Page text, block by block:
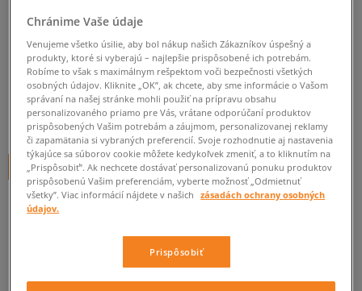
ADIDAS NOHAVICE 3-STRIPES
PANT
pánske, nohavice
0.0( 0)
60€ cena s DPH
+ 60 BODOV V SIZEERCLUBE
Informujte ma o dostupnosti
Ak bude položka opäť dostupná, dostanete od nás oznámenie.
Chránime Vaše údaje
Venujeme všetko úsilie, aby bol nákup našich Zákazníkov úspešný a
produkty, ktoré si vyberajú – najlepšie prispôsobené ich potrebám.
Robíme to však s maximálnym rešpektom voči bezpečnosti všetkých
osobných údajov. Kliknite „OK”, ak chcete, aby sme informácie o Vašom
správaní na našej stránke mohli použiť na prípravu obsahu
personalizovaného priamo pre Vás, vrátane odporúčaní produktov
prispôsobených Vašim potrebám a záujmom, personalizovanej reklamy
či zapamätania si vybraných preferencií. Svoje rozhodnutie aj nastavenia
týkajúce sa súborov cookie môžete kedykoľvek zmeniť, a to kliknutím na
„Prispôsobiť”. Ak nechcete dostávať personalizovanú ponuku produktov
prispôsobenú Vašim preferenciám, vyberte možnosť „Odmietnuť
všetky”. Viac informácií nájdete v našich
zásadách ochrany osobných
údajov.
Prispôsobiť